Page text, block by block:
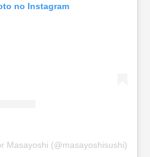
no Instagram
Masayoshi (@masayoshisushi)